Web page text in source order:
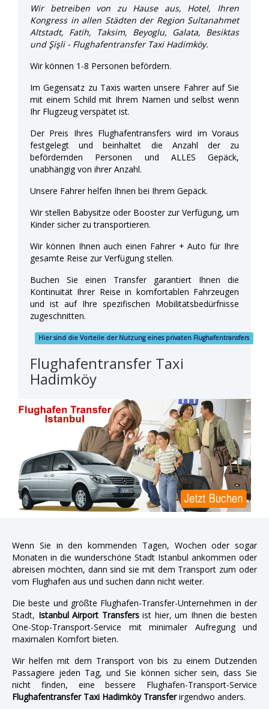
Wir betreiben von zu Hause aus, Hotel, Ihren
Kongress in allen Städten der Region Sultanahmet
Altstadt, Fatih, Taksim, Beyoglu, Galata, Besiktas
und Şişli - Flughafentransfer Taxi Hadimköy.
Wir können 1-8 Personen befördern.
Im Gegensatz zu Taxis warten unsere Fahrer auf Sie
mit einem Schild mit Ihrem Namen und selbst wenn
Ihr Flugzeug verspätet ist.
Der Preis Ihres Flughafentransfers wird im Voraus
festgelegt und beinhaltet die Anzahl der zu
befördernden Personen und ALLES Gepäck,
unabhängig von ihrer Anzahl.
Unsere Fahrer helfen Ihnen bei Ihrem Gepäck.
Wir stellen Babysitze oder Booster zur Verfügung, um
Kinder sicher zu transportieren.
Wir können Ihnen auch einen Fahrer + Auto für Ihre
gesamte Reise zur Verfügung stellen.
Buchen Sie einen Transfer garantiert Ihnen die
Kontinuität Ihrer Reise in komfortablen Fahrzeugen
und ist auf Ihre spezifischen Mobilitätsbedürfnisse
zugeschnitten.
Hier sind die Vorteile der Nutzung eines privaten Flughafentransfers
Flughafentransfer Taxi
Hadimköy
Wenn Sie in den kommenden Tagen, Wochen oder sogar
Monaten in die wunderschöne Stadt Istanbul ankommen oder
abreisen möchten, dann sind sie mit dem Transport zum oder
vom Flughafen aus und suchen dann nicht weiter.
Die beste und größte Flughafen-Transfer-Unternehmen in der
Stadt, Istanbul Airport Transfersist hier, um Ihnen die besten
One-Stop-Transport-Service mit minimaler Aufregung und
maximalen Komfort bieten.
Wir helfen mit dem Transport von bis zu einem Dutzenden
Passagiere jeden Tag, und Sie können sicher sein, dass Sie
nicht finden, eine bessere Flughafen-Transport-Service
Flughafentransfer Taxi Hadimköy Transferirgendwo anders.